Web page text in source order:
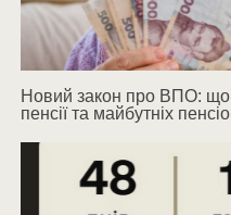
Новий закон про ВПО: що
пенсії та майбутніх